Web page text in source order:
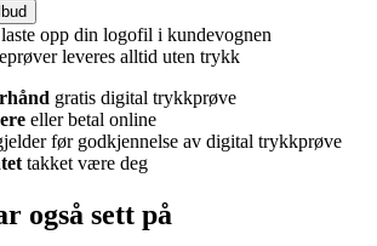
opp din logofil i kundevognen
leveres alltid uten trykk
gratis digital trykkprøve
eller betal online
før godkjennelse av digital trykkprøve
takket være deg
også sett på